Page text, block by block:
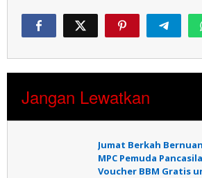
Jangan Lewatkan
Jumat Berkah
MPC Pemuda
Voucher BBM Gratis